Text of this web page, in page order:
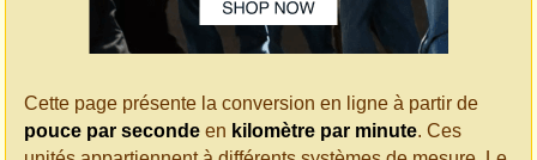
Cette page présente la conversion en ligne à partir de
pouce par seconde en kilomètre par minute. Ces